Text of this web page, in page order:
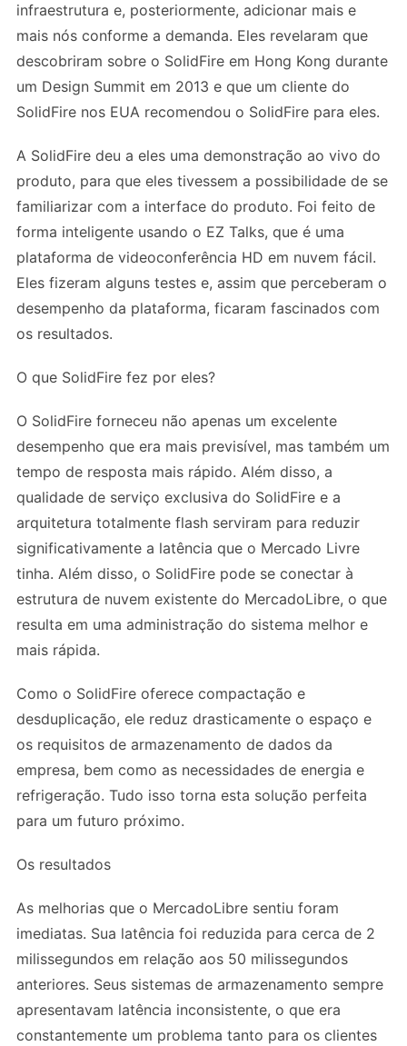
infraestrutura e, posteriormente, adicionar mais e
mais nós conforme a demanda. Eles revelaram que
descobriram sobre o SolidFire em Hong Kong durante
um Design Summit em 2013 e que um cliente do
SolidFire nos EUA recomendou o SolidFire para eles.
A SolidFire deu a eles uma demonstração ao vivo do
produto, para que eles tivessem a possibilidade de se
familiarizar com a interface do produto. Foi feito de
forma inteligente usando o EZ Talks, que é uma
plataforma de videoconferência HD em nuvem fácil.
Eles fizeram alguns testes e, assim que perceberam o
desempenho da plataforma, ficaram fascinados com
os resultados.
O que SolidFire fez por eles?
O SolidFire forneceu não apenas um excelente
desempenho que era mais previsível, mas também um
tempo de resposta mais rápido. Além disso, a
qualidade de serviço exclusiva do SolidFire e a
arquitetura totalmente flash serviram para reduzir
significativamente a latência que o Mercado Livre
tinha. Além disso, o SolidFire pode se conectar à
estrutura de nuvem existente do MercadoLibre, o que
resulta em uma administração do sistema melhor e
mais rápida.
Como o SolidFire oferece compactação e
desduplicação, ele reduz drasticamente o espaço e
os requisitos de armazenamento de dados da
empresa, bem como as necessidades de energia e
refrigeração. Tudo isso torna esta solução perfeita
para um futuro próximo.
Os resultados
As melhorias que o MercadoLibre sentiu foram
imediatas. Sua latência foi reduzida para cerca de 2
milissegundos em relação aos 50 milissegundos
anteriores. Seus sistemas de armazenamento sempre
apresentavam latência inconsistente, o que era
constantemente um problema tanto para os clientes